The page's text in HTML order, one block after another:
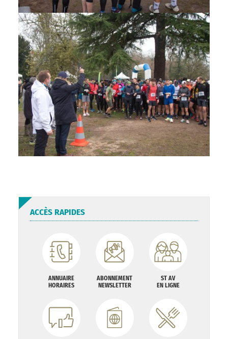
ACCÈS RAPIDES
ANNUAIRE
HORAIRES
ABONNEMENT
NEWSLETTER
ST AV
EN LIGNE